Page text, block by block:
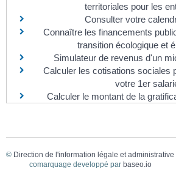
territoriales pour les
Consulter votre
Connaître les financements
transition écologique et
Simulateur de revenus d'un
Calculer les cotisations sociales
votre 1er
Calculer le montant de la
© Direction de l'information légale et administrative
comarquage developpé par baseo.io